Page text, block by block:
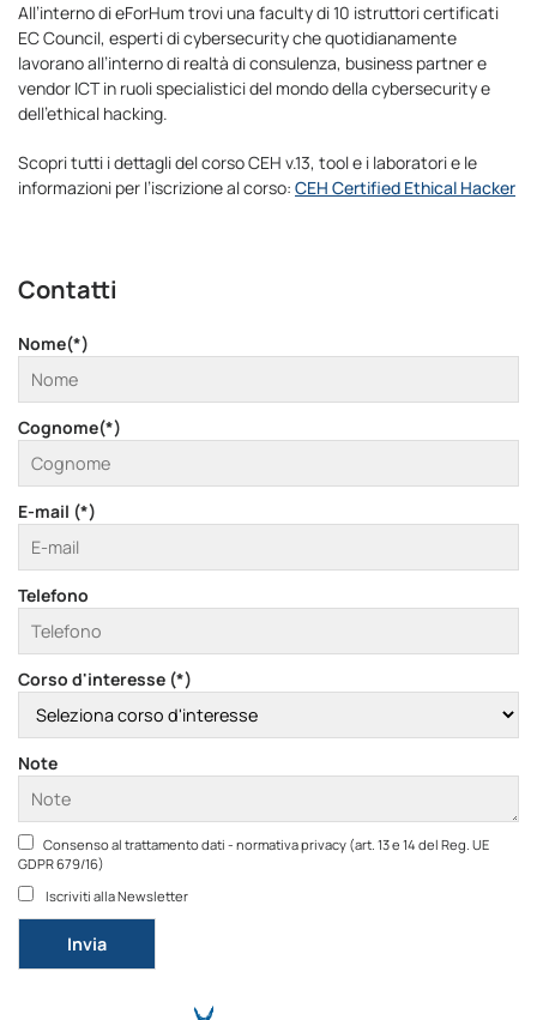
All’interno di eForHum trovi una faculty di 10 istruttori certificati
EC Council, esperti di cybersecurity che quotidianamente
lavorano all’interno di realtà di consulenza, business partner e
vendor ICT in ruoli specialistici del mondo della cybersecurity e
dell’ethical hacking.
Scopri tutti i dettagli del corso CEH v.13, tool e i laboratori e le
informazioni per l’iscrizione al corso: CEH Certified Ethical Hacker
Contatti
Nome(*)
Cognome(*)
E-mail (*)
Telefono
Corso d'interesse (*)
Note
Consenso al trattamento dati - normativa privacy (art. 13 e 14 del Reg. UE
GDPR 679/16)
Iscriviti alla Newsletter